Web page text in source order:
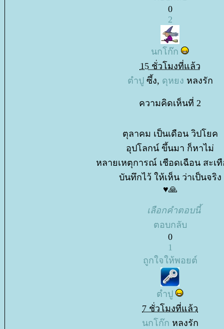
0
2
นกโก๊ก
15 ชั่วโมงที่แล้ว
ตำปู ซึ้ง, ดุหยง หลงรัก
ความคิดเห็นที่ 2
ตุลาคม เป็นเดือน วิปโยค
อุปโลกน์ ขึ้นมา ก็หาไม่
หลายเหตุการณ์ เชือดเฉือน สะเ
บันทึกไว้ ให้เห็น ว่าเป็นจริง
♥️🙏
เลือกคำตอบนี้
ตอบกลับ
0
1
ถูกใจให้พอยต์
ตำปู
7 ชั่วโมงที่แล้ว
นกโก๊ก หลงรัก